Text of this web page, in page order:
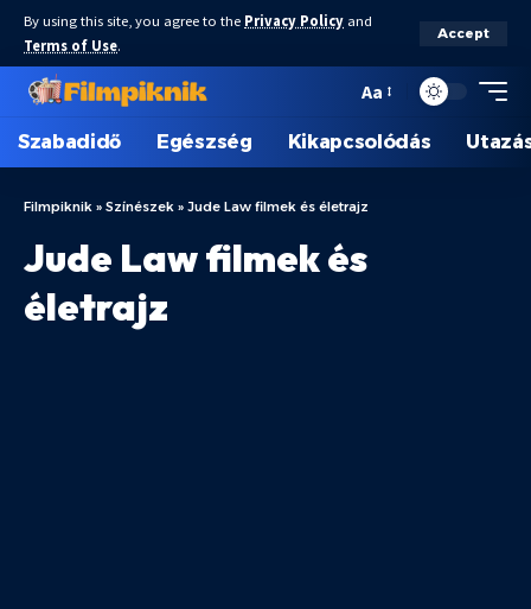
By using this site, you agree to the Privacy Policy and
Terms of Use.
Accept
Aa
Szabadidő Egészség Kikapcsolódás
Filmpiknik » Színészek » Jude Law filmek és életrajz
Jude Law filmek és
életrajz